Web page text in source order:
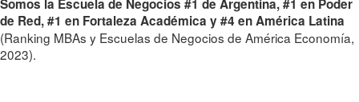
Somos la Escuela de Negocios #1 de Argentina, #1 en Poder
de Red, #1 en Fortaleza Académica y #4 en América Latina
(Ranking MBAs y Escuelas de Negocios de América Economía,
2023).